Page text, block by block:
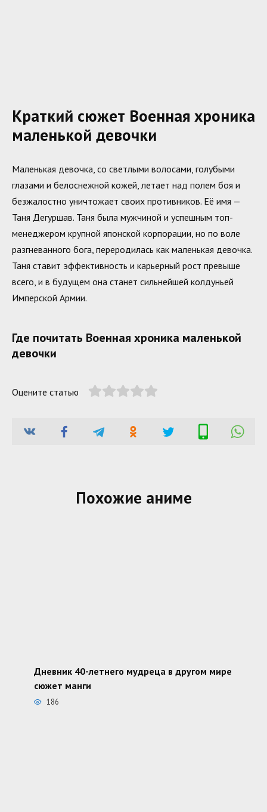
Краткий сюжет Военная хроника
маленькой девочки
Маленькая девочка, со светлыми волосами, голубыми
глазами и белоснежной кожей, летает над полем боя и
безжалостно уничтожает своих противников. Её имя —
Таня Дегуршав. Таня была мужчиной и успешным топ-
менеджером крупной японской корпорации, но по воле
разгневанного бога, переродилась как маленькая девочка.
Таня ставит эффективность и карьерный рост превыше
всего, и в будущем она станет сильнейшей колдуньей
Имперской Армии.
Где почитать Военная хроника маленькой
девочки
Оцените статью
Похожие аниме
Дневник 40-летнего мудреца в другом мире
сюжет манги
186